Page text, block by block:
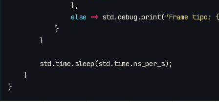
},
else => std .debug .print("Frame tipo:
}
}
std . time . sleep(std . time .ns_per_s);
}
}